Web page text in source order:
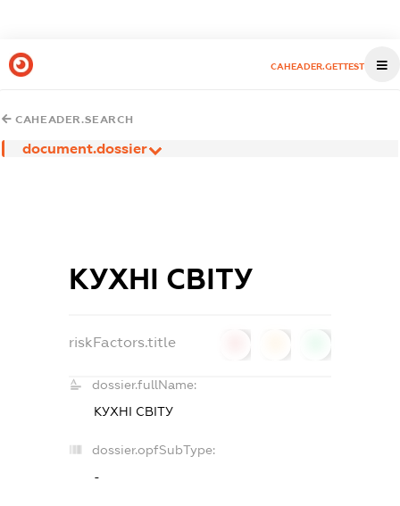
CAHEADER.GETTEST
CAHEADER.SEARCH
document.dossier
КУХНІ СВІТУ
riskFactors.title
dossier.fullName:
КУХНІ СВІТУ
dossier.opfSubType:
-